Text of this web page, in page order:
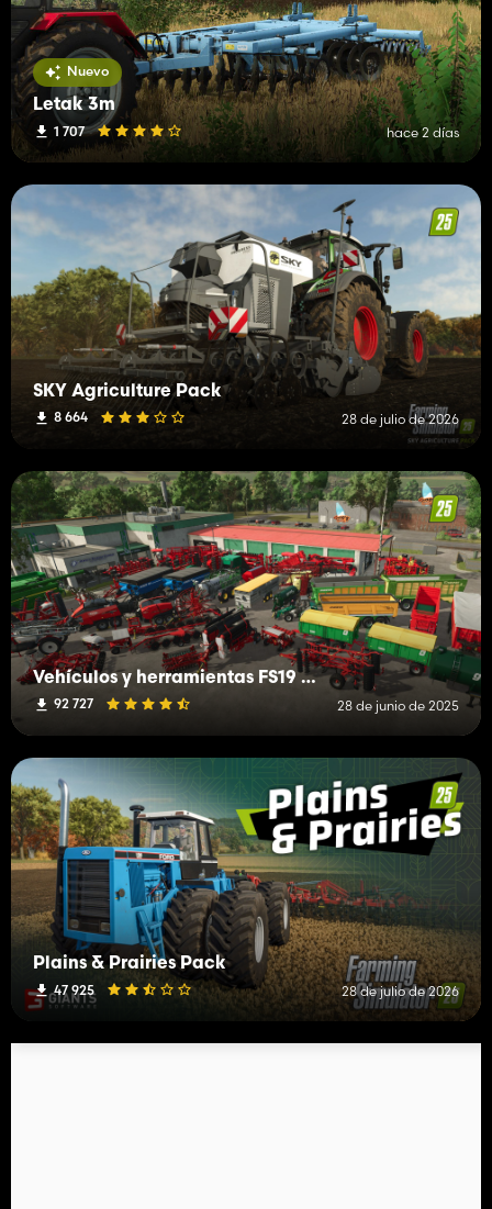
Nuevo
Letak 3m
1 707 hace 2 días
SKY Agriculture Pack
8 664 28 de julio de 2026
Vehículos y herramientas FS19 (H-K)
92 727 28 de junio de 2025
Plains & Prairies Pack
47 925 28 de julio de 2026